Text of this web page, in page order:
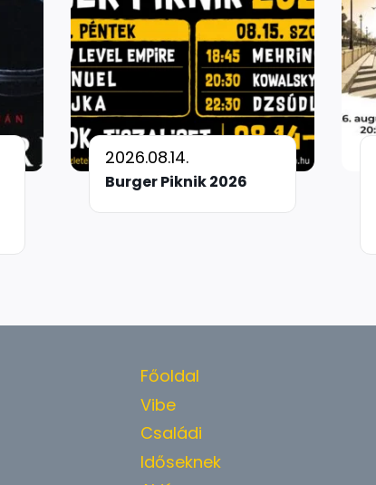
2026.08.14.
Burger Piknik 2026
Főoldal
Vibe
Családi
Időseknek